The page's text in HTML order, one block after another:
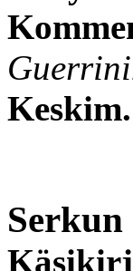
Serkun